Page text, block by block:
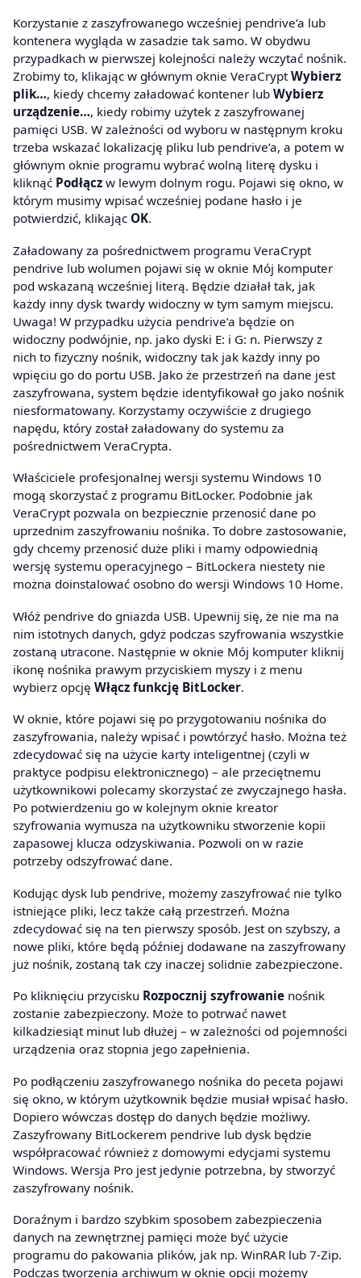
Korzystanie z zaszyfrowanego wcześniej pendrive’a lub
kontenera wygląda w zasadzie tak samo. W obydwu
przypadkach w pierwszej kolejności należy wczytać nośnik.
Zrobimy to, klikając w głównym oknie VeraCryptWybierz
plik…, kiedy chcemy załadować kontener lub Wybierz
urządzenie…, kiedy robimy użytek z zaszyfrowanej
pamięci USB. W zależności od wyboru w następnym kroku
trzeba wskazać lokalizację pliku lub pendrive’a, a potem w
głównym oknie programu wybrać wolną literę dysku i
kliknąć Podłącz w lewym dolnym rogu. Pojawi się okno, w
którym musimy wpisać wcześniej podane hasło i je
potwierdzić, klikając OK.
Załadowany za pośrednictwem programu VeraCrypt
pendrive lub wolumen pojawi się w oknie Mój komputer
pod wskazaną wcześniej literą. Będzie działał tak, jak
każdy inny dysk twardy widoczny w tym samym miejscu.
Uwaga! W przypadku użycia pendrive’a będzie on
widoczny podwójnie, np. jako dyski E: i G: n. Pierwszy z
nich to fizyczny nośnik, widoczny tak jak każdy inny po
wpięciu go do portu USB. Jako że przestrzeń na dane jest
zaszyfrowana, system będzie identyfikował go jako nośnik
niesformatowany. Korzystamy oczywiście z drugiego
napędu, który został załadowany do systemu za
pośrednictwem VeraCrypta.
Właściciele profesjonalnej wersji systemu Windows 10
mogą skorzystać z programu BitLocker. Podobnie jak
VeraCrypt pozwala on bezpiecznie przenosić dane po
uprzednim zaszyfrowaniu nośnika. To dobre zastosowanie,
gdy chcemy przenosić duże pliki i mamy odpowiednią
wersję systemu operacyjnego – BitLockera niestety nie
można doinstalować osobno do wersji Windows 10 Home.
Włóż pendrive do gniazda USB. Upewnij się, że nie ma na
nim istotnych danych, gdyż podczas szyfrowania wszystkie
zostaną utracone. Następnie w oknie Mój komputer kliknij
ikonę nośnika prawym przyciskiem myszy i z menu
wybierz opcję Włącz funkcję BitLocker.
W oknie, które pojawi się po przygotowaniu nośnika do
zaszyfrowania, należy wpisać i powtórzyć hasło. Można też
zdecydować się na użycie karty inteligentnej (czyli w
praktyce podpisu elektronicznego) – ale przeciętnemu
użytkownikowi polecamy skorzystać ze zwyczajnego hasła.
Po potwierdzeniu go w kolejnym oknie kreator
szyfrowania wymusza na użytkowniku stworzenie kopii
zapasowej klucza odzyskiwania. Pozwoli on w razie
potrzeby odszyfrować dane.
Kodując dysk lub pendrive, możemy zaszyfrować nie tylko
istniejące pliki, lecz także całą przestrzeń. Można
zdecydować się na ten pierwszy sposób. Jest on szybszy, a
nowe pliki, które będą później dodawane na zaszyfrowany
już nośnik, zostaną tak czy inaczej solidnie zabezpieczone.
Po kliknięciu przycisku Rozpocznij szyfrowanie nośnik
zostanie zabezpieczony. Może to potrwać nawet
kilkadziesiąt minut lub dłużej – w zależności od pojemności
urządzenia oraz stopnia jego zapełnienia.
Po podłączeniu zaszyfrowanego nośnika do peceta pojawi
się okno, w którym użytkownik będzie musiał wpisać hasło.
Dopiero wówczas dostęp do danych będzie możliwy.
Zaszyfrowany BitLockerem pendrive lub dysk będzie
współpracować również z domowymi edycjami systemu
Windows. Wersja Pro jest jedynie potrzebna, by stworzyć
zaszyfrowany nośnik.
Doraźnym i bardzo szybkim sposobem zabezpieczenia
danych na zewnętrznej pamięci może być użycie
programu do pakowania plików, jak np. WinRAR lub 7-Zip.
Podczas tworzenia archiwum w oknie opcji możemy